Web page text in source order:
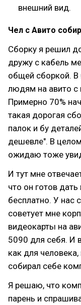
внешний вид.
Чел с Авито
Сборку я решил
дружу с кабель
общей сборкой. В
людям на авито с
Примерно 70%
такая дорогая
палок и бу
дешевле". В
ожидаю тоже
И тут мне
что он готов
бесплатно. У нас
советует мне
видеокарты на
5090 для себя. И
как для
собирал себе
Я решаю, что
парень и